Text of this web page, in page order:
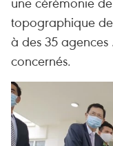
topographique
à des 35
concernés.